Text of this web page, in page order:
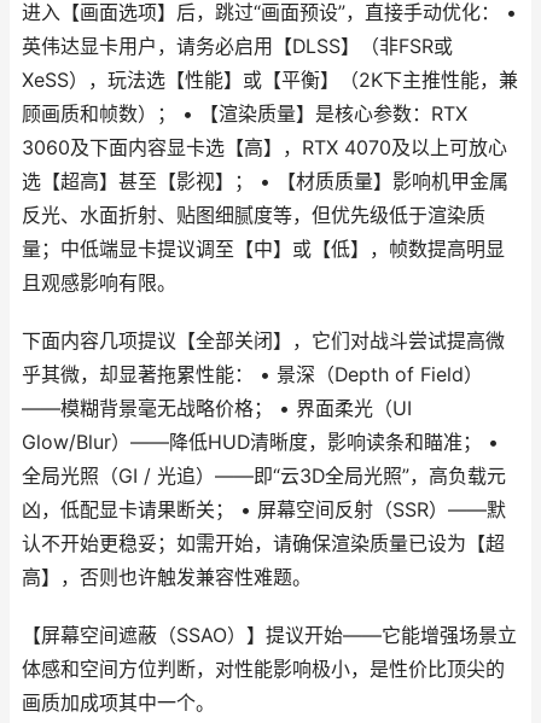
进入【画面选项】后，跳过“画面预设”，直接手动优化： •
英伟达显卡用户，请务必启用【DLSS】（非FSR或
XeSS），玩法选【性能】或【平衡】（2K下主推性能，兼
顾画质和帧数）； • 【渲染质量】是核心参数：RTX
3060及下面内容显卡选【高】，RTX 4070及以上可放心
选【超高】甚至【影视】； • 【材质质量】影响机甲金属
反光、水面折射、贴图细腻度等，但优先级低于渲染质
量；中低端显卡提议调至【中】或【低】，帧数提高明显
且观感影响有限。
下面内容几项提议【全部关闭】，它们对战斗尝试提高微
乎其微，却显著拖累性能： • 景深（Depth of Field）
——模糊背景毫无战略价格； • 界面柔光（UI
Glow/Blur）——降低HUD清晰度，影响读条和瞄准； •
全局光照（GI / 光追）——即“云3D全局光照”，高负载元
凶，低配显卡请果断关； • 屏幕空间反射（SSR）——默
认不开始更稳妥；如需开始，请确保渲染质量已设为【超
高】，否则也许触发兼容性难题。
【屏幕空间遮蔽（SSAO）】提议开始——它能增强场景立
体感和空间方位判断，对性能影响极小，是性价比顶尖的
画质加成项其中一个。